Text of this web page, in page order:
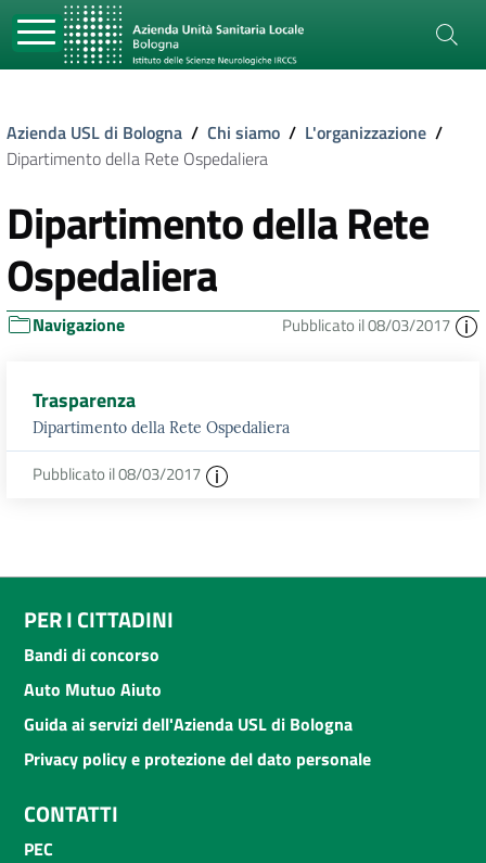
Azienda USL di Bologna / Chi siamo / L'organizzazione /
Dipartimento della Rete Ospedaliera
Dipartimento della Rete
Ospedaliera
Navigazione Pubblicato il 08/03/2017
Trasparenza
Dipartimento della Rete Ospedaliera
Pubblicato il 08/03/2017
PER I CITTADINI
Bandi di concorso
Auto Mutuo Aiuto
Guida ai servizi dell'Azienda USL di Bologna
Privacy policy e protezione del dato personale
CONTATTI
PEC